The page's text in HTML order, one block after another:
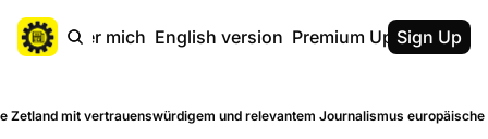
Über mich English version Premium Upgrade
Sign Up
Zetland mit vertrauenswürdigem und relevantem Journalismus